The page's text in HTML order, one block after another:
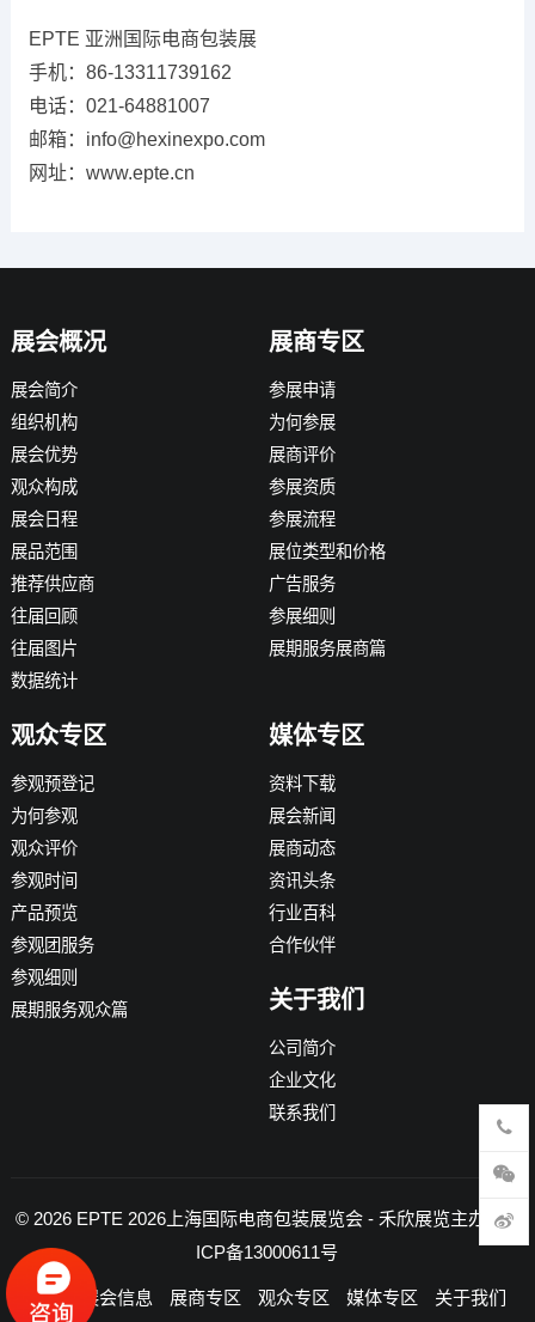
EPTE 亚洲国际电商包装展
手机：86-13311739162
电话：021-64881007
邮箱：info@hexinexpo.com
网址：www.epte.cn
展会概况
展会简介
组织机构
展会优势
观众构成
展会日程
展品范围
推荐供应商
往届回顾
往届图片
数据统计
展商专区
参展申请
为何参展
展商评价
参展资质
参展流程
展位类型和价格
广告服务
参展细则
展期服务展商篇
观众专区
参观预登记
为何参观
观众评价
参观时间
产品预览
参观团服务
参观细则
展期服务观众篇
媒体专区
资料下载
展会新闻
展商动态
资讯头条
行业百科
合作伙伴
关于我们
公司简介
企业文化
联系我们
© 2026 EPTE 2026上海国际电商包装展览会- 禾欣展览主办 -沪
ICP备13000611号
首页 展会信息 展商专区 观众专区 媒体专区 关于我们